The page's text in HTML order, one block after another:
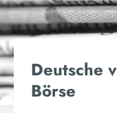
Deutsche
Börse